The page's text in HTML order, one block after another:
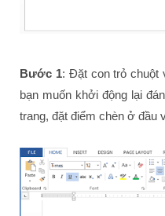
Bước 1: Đặt con trỏ chuột
bạn muốn khởi động lại
trang, đặt điểm chèn ở đầu